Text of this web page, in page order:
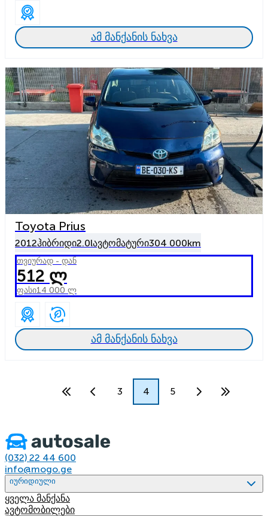
ამ მანქანის ნახვა
Toyota Prius
2012ჰიბრიდი2.0lავტომატური304 000km
თვიურად - დან
512 ლ
ფასი14 000 ლ
ამ მანქანის ნახვა
3 4 5
(032) 22 44 600
info@mogo.ge
იურიდიული
ყველა მანქანა
ავტომობილები